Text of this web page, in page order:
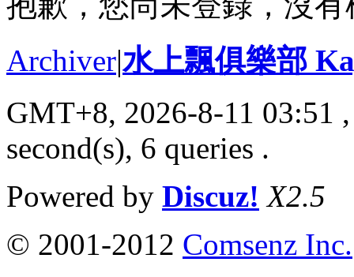
Archiver|水上飄俱樂部
GMT+8, 2026-8-11 03:51
second(s), 6 queries .
Powered by Discuz! X2.5
© 2001-2012 Comsenz Inc.